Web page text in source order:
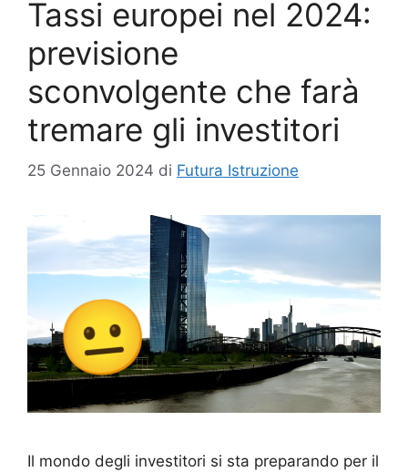
Tassi europei nel 2024:
previsione
sconvolgente che farà
tremare gli investitori
25 Gennaio 2024 di Futura Istruzione
Il mondo degli investitori si sta preparando per il